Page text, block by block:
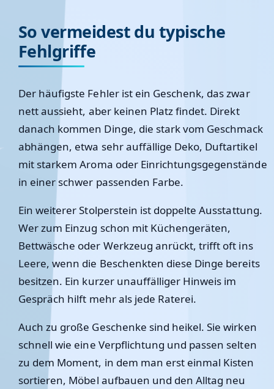
So vermeidest du typische
Fehlgriffe
Der häufigste Fehler ist ein Geschenk, das zwar
nett aussieht, aber keinen Platz findet. Direkt
danach kommen Dinge, die stark vom Geschmack
abhängen, etwa sehr auffällige Deko, Duftartikel
mit starkem Aroma oder Einrichtungsgegenstände
in einer schwer passenden Farbe.
Ein weiterer Stolperstein ist doppelte Ausstattung.
Wer zum Einzug schon mit Küchengeräten,
Bettwäsche oder Werkzeug anrückt, trifft oft ins
Leere, wenn die Beschenkten diese Dinge bereits
besitzen. Ein kurzer unauffälliger Hinweis im
Gespräch hilft mehr als jede Raterei.
Auch zu große Geschenke sind heikel. Sie wirken
schnell wie eine Verpflichtung und passen selten
zu dem Moment, in dem man erst einmal Kisten
sortieren, Möbel aufbauen und den Alltag neu